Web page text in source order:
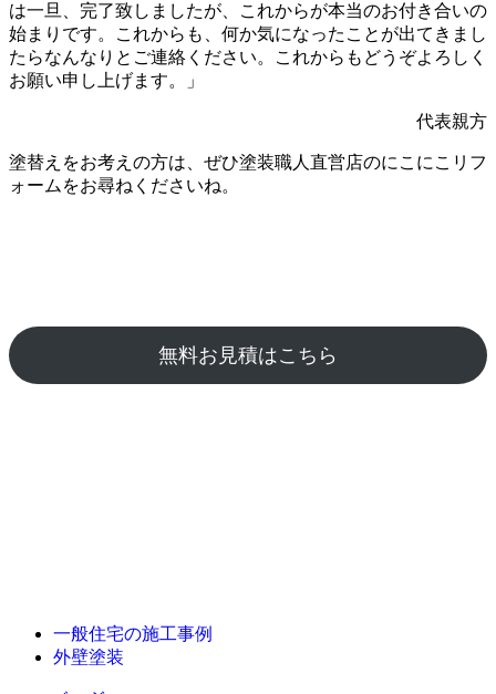
は一旦、完了致しましたが、これからが本当のお付き合いの
始まりです。これからも、何か気になったことが出てきまし
たらなんなりとご連絡ください。これからもどうぞよろしく
お願い申し上げます。」
代表親方
塗替えをお考えの方は、ぜひ塗装職人直営店のにこにこリフ
ォームをお尋ねくださいね。
無料お見積はこちら
一般住宅の施工事例
外壁塗装